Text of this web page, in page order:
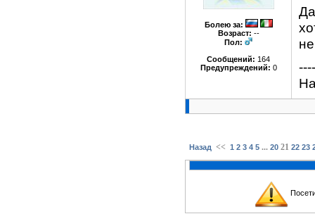
Болею за:
Возраст: --
Пол:
Сообщений: 164
Предупреждений: 0
Назад << 1 2 3 4 5 ... 20 21 22 23